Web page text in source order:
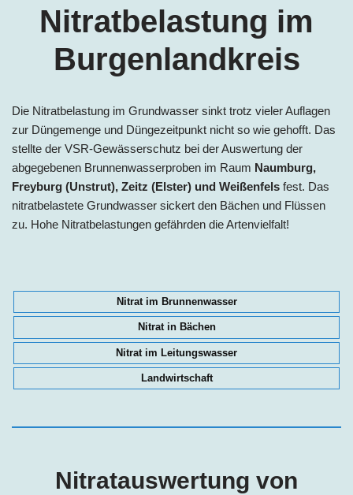
Nitratbelastung im
Burgenlandkreis
Die Nitratbelastung im Grundwasser sinkt trotz vieler Auflagen
zur Düngemenge und Düngezeitpunkt nicht so wie gehofft. Das
stellte der VSR-Gewässerschutz bei der Auswertung der
abgegebenen Brunnenwasserproben im Raum Naumburg,
Freyburg (Unstrut), Zeitz (Elster) und Weißenfels fest. Das
nitratbelastete Grundwasser sickert den Bächen und Flüssen
zu. Hohe Nitratbelastungen gefährden die Artenvielfalt!
Nitrat im Brunnenwasser
Nitrat in Bächen
Nitrat im Leitungswasser
Landwirtschaft
Nitratauswertung von